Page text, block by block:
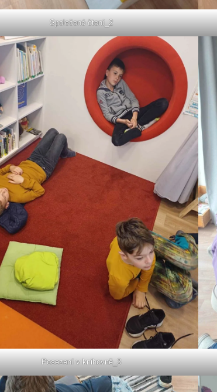
Společené čtení_2
Posezení v knihovně_3